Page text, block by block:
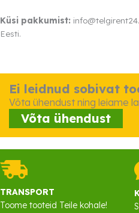
Küsi pakkumist:
Eesti.
Ei leidnud sobivat
Võta ühendust ning leiame
Võta ühendust
TRANSPORT
Toome tooteid Teile kohale!